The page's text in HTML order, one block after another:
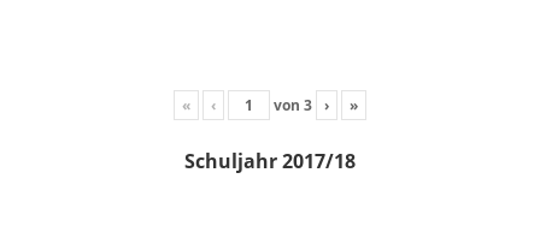
« ‹ von 3 › »
Schuljahr 2017/18